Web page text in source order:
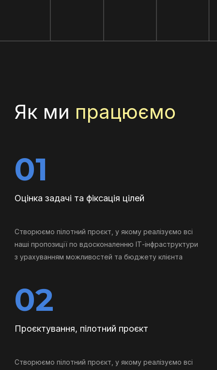
Як ми працюємо
01
Оцінка задачі та фіксація цілей
Створюємо пілотний проєкт, у якому реалізуємо всі
наші пропозиції по вдосконаленню ІТ-інфраструктури
з урахуванням можливостей та бюджету клієнта
02
Проєктування, пілотний проєкт
Створюємо пілотний проєкт, у якому реалізуємо всі